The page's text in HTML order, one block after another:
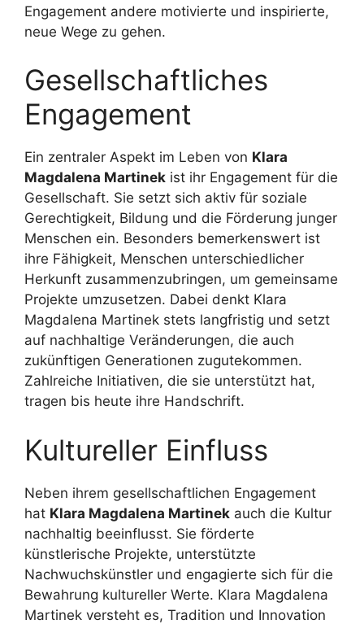
Engagement andere motivierte und inspirierte,
neue Wege zu gehen.
Gesellschaftliches
Engagement
Ein zentraler Aspekt im Leben von Klara
Magdalena Martinek ist ihr Engagement für die
Gesellschaft. Sie setzt sich aktiv für soziale
Gerechtigkeit, Bildung und die Förderung junger
Menschen ein. Besonders bemerkenswert ist
ihre Fähigkeit, Menschen unterschiedlicher
Herkunft zusammenzubringen, um gemeinsame
Projekte umzusetzen. Dabei denkt Klara
Magdalena Martinek stets langfristig und setzt
auf nachhaltige Veränderungen, die auch
zukünftigen Generationen zugutekommen.
Zahlreiche Initiativen, die sie unterstützt hat,
tragen bis heute ihre Handschrift.
Kultureller Einfluss
Neben ihrem gesellschaftlichen Engagement
hat Klara Magdalena Martinek auch die Kultur
nachhaltig beeinflusst. Sie förderte
künstlerische Projekte, unterstützte
Nachwuchskünstler und engagierte sich für die
Bewahrung kultureller Werte. Klara Magdalena
Martinek versteht es, Tradition und Innovation